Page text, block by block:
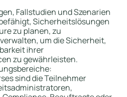
Fallstudien und Szenarien
Sicherheitslösungen
zu planen, zu
um die Sicherheit,
ihrer
zu gewährleisten.
sind die Teilnehmer